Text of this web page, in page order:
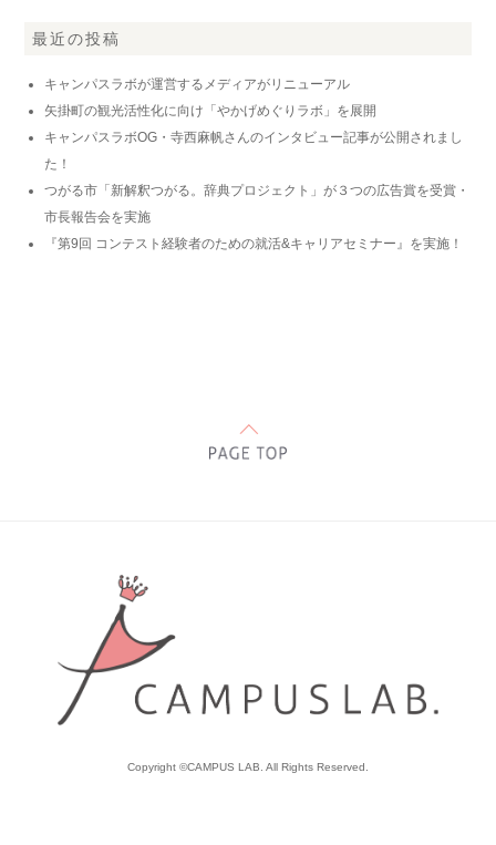
最近の投稿
キャンパスラボが運営するメディアがリニューアル
矢掛町の観光活性化に向け「やかげめぐりラボ」を展開
キャンパスラボOG・寺西麻帆さんのインタビュー記事が公開されまし
た！
つがる市「新解釈つがる。辞典プロジェクト」が３つの広告賞を受賞・
市長報告会を実施
『第9回 コンテスト経験者のための就活&キャリアセミナー』を実施！
Copyright ©CAMPUS LAB. All Rights Reserved.